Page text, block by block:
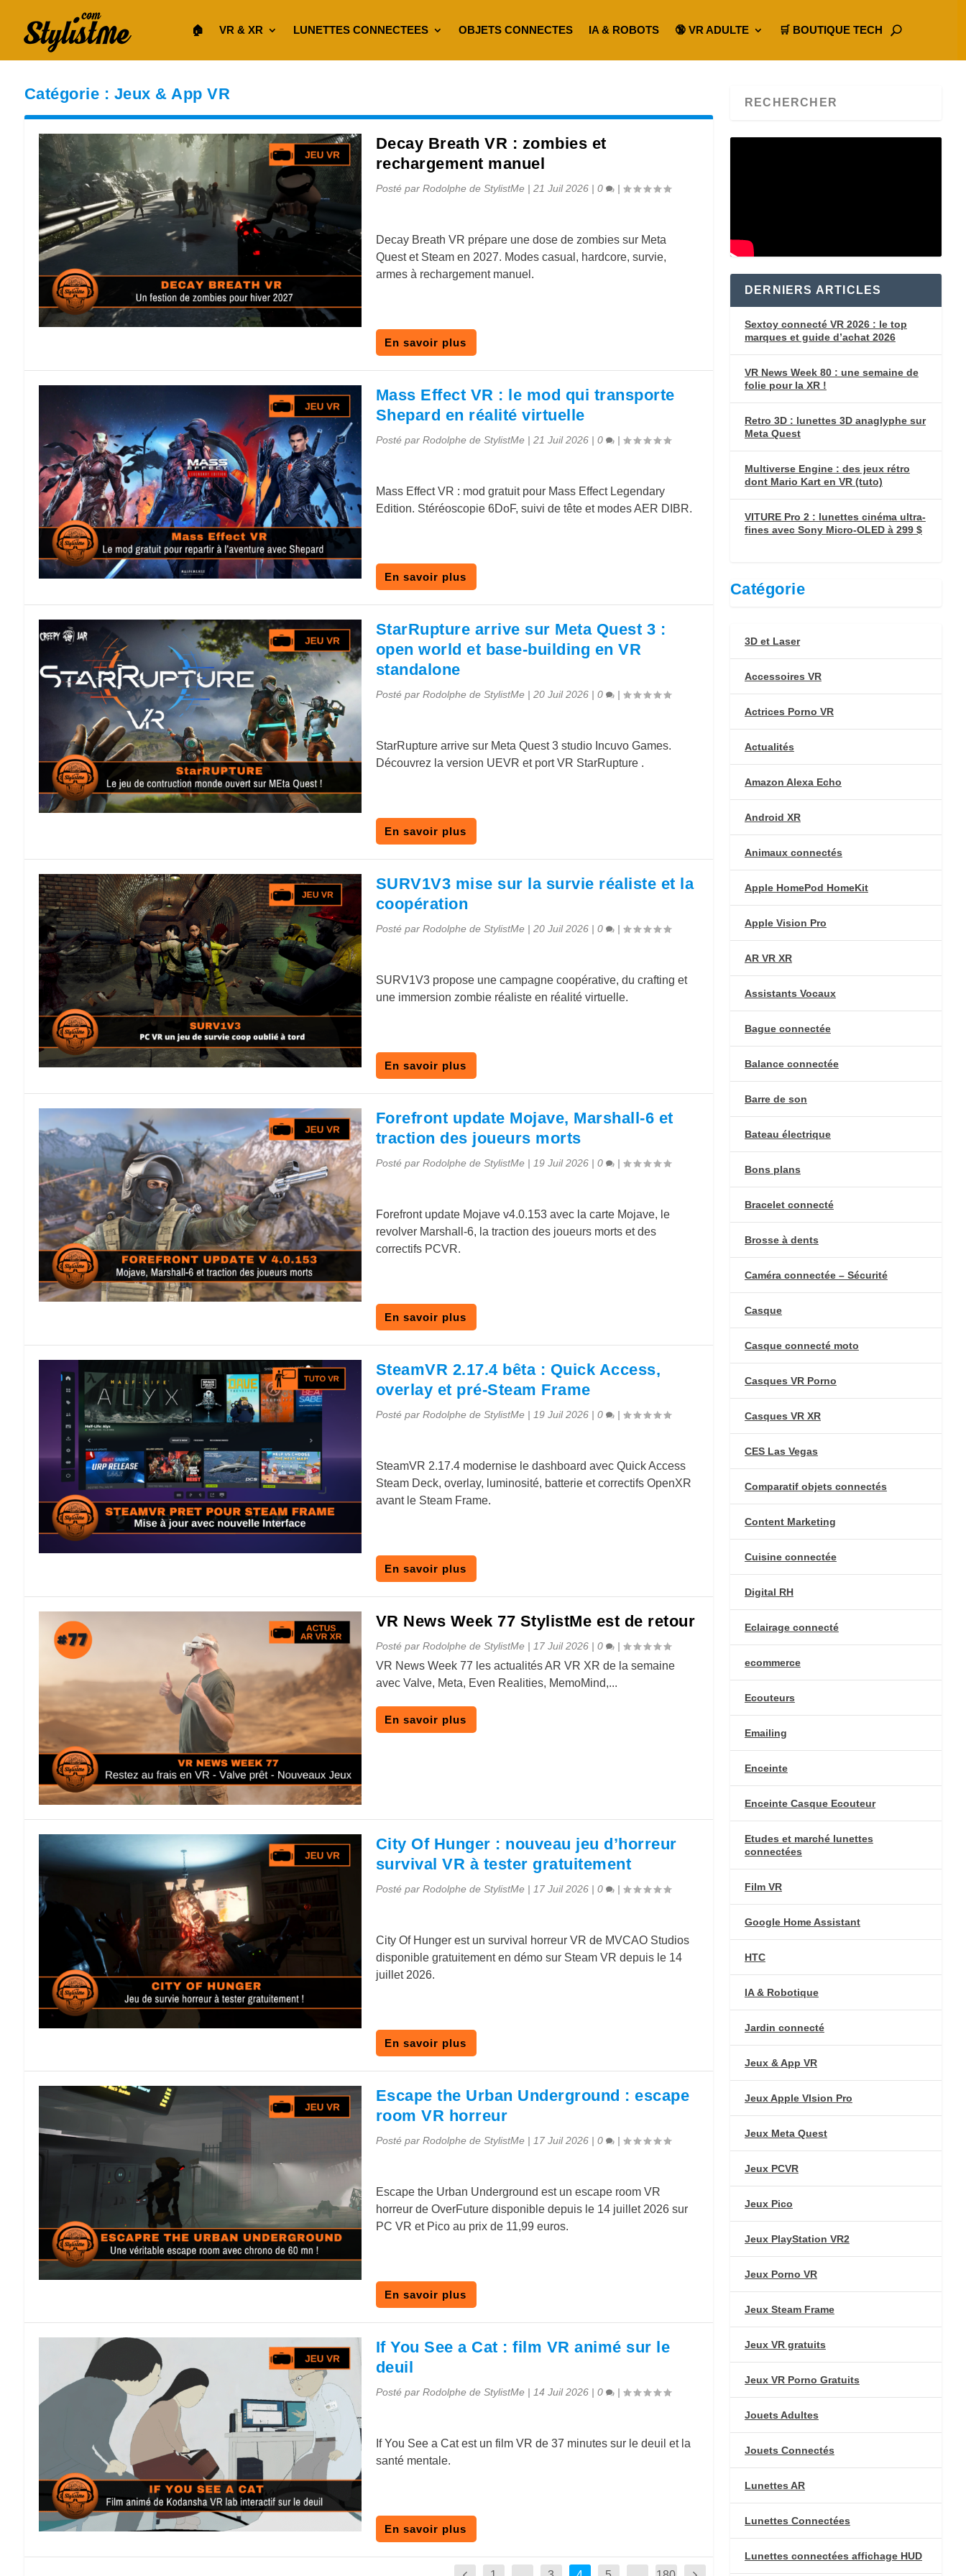
🏠︎ VR & XR LUNETTES CONNECTEES OBJETS CONNECTES IA & ROBOTS 🔞 VR ADULTE 🛒 BOUTIQUE TECH
Catégorie : Jeux & App VR
Decay Breath VR : zombies et
rechargement manuel
Posté par Rodolphe de StylistMe| 21 Juil 2026| 0 |
Decay Breath VR prépare une dose de zombies sur Meta
Quest et Steam en 2027. Modes casual, hardcore, survie,
armes à rechargement manuel.
En savoir plus
Mass Effect VR : le mod qui transporte
Shepard en réalité virtuelle
Posté par Rodolphe de StylistMe| 21 Juil 2026| 0 |
Mass Effect VR : mod gratuit pour Mass Effect Legendary
Edition. Stéréoscopie 6DoF, suivi de tête et modes AER DIBR.
En savoir plus
StarRupture arrive sur Meta Quest 3 :
open world et base-building en VR
standalone
Posté par Rodolphe de StylistMe| 20 Juil 2026| 0 |
StarRupture arrive sur Meta Quest 3 studio Incuvo Games.
Découvrez la version UEVR et port VR StarRupture .
En savoir plus
SURV1V3 mise sur la survie réaliste et la
coopération
Posté par Rodolphe de StylistMe| 20 Juil 2026| 0 |
SURV1V3 propose une campagne coopérative, du crafting et
une immersion zombie réaliste en réalité virtuelle.
En savoir plus
Forefront update Mojave, Marshall-6 et
traction des joueurs morts
Posté par Rodolphe de StylistMe| 19 Juil 2026| 0 |
Forefront update Mojave v4.0.153 avec la carte Mojave, le
revolver Marshall-6, la traction des joueurs morts et des
correctifs PCVR.
En savoir plus
SteamVR 2.17.4 bêta : Quick Access,
overlay et pré-Steam Frame
Posté par Rodolphe de StylistMe| 19 Juil 2026| 0 |
SteamVR 2.17.4 modernise le dashboard avec Quick Access
Steam Deck, overlay, luminosité, batterie et correctifs OpenXR
avant le Steam Frame.
En savoir plus
VR News Week 77 StylistMe est de retour
Posté par Rodolphe de StylistMe| 17 Juil 2026| 0 |
VR News Week 77 les actualités AR VR XR de la semaine
avec Valve, Meta, Even Realities, MemoMind,...
En savoir plus
City Of Hunger : nouveau jeu d’horreur
survival VR à tester gratuitement
Posté par Rodolphe de StylistMe| 17 Juil 2026| 0 |
City Of Hunger est un survival horreur VR de MVCAO Studios
disponible gratuitement en démo sur Steam VR depuis le 14
juillet 2026.
En savoir plus
Escape the Urban Underground : escape
room VR horreur
Posté par Rodolphe de StylistMe| 17 Juil 2026| 0 |
Escape the Urban Underground est un escape room VR
horreur de OverFuture disponible depuis le 14 juillet 2026 sur
PC VR et Pico au prix de 11,99 euros.
En savoir plus
If You See a Cat : film VR animé sur le
deuil
Posté par Rodolphe de StylistMe| 14 Juil 2026| 0 |
If You See a Cat est un film VR de 37 minutes sur le deuil et la
santé mentale.
En savoir plus
DERNIERS ARTICLES
Sextoy connecté VR 2026 : le top
marques et guide d’achat 2026
VR News Week 80 : une semaine de
folie pour la XR !
Retro 3D : lunettes 3D anaglyphe sur
Meta Quest
Multiverse Engine : des jeux rétro
dont Mario Kart en VR (tuto)
VITURE Pro 2 : lunettes cinéma ultra-
fines avec Sony Micro-OLED à 299 $
Catégorie
3D et Laser
Accessoires VR
Actrices Porno VR
Actualités
Amazon Alexa Echo
Android XR
Animaux connectés
Apple HomePod HomeKit
Apple Vision Pro
AR VR XR
Assistants Vocaux
Bague connectée
Balance connectée
Barre de son
Bateau électrique
Bons plans
Bracelet connecté
Brosse à dents
Caméra connectée – Sécurité
Casque
Casque connecté moto
Casques VR Porno
Casques VR XR
CES Las Vegas
Comparatif objets connectés
Content Marketing
Cuisine connectée
Digital RH
Eclairage connecté
ecommerce
Ecouteurs
Emailing
Enceinte
Enceinte Casque Ecouteur
Etudes et marché lunettes
connectées
Film VR
Google Home Assistant
HTC
IA & Robotique
Jardin connecté
Jeux & App VR
Jeux Apple VIsion Pro
Jeux Meta Quest
Jeux PCVR
Jeux Pico
Jeux PlayStation VR2
Jeux Porno VR
Jeux Steam Frame
Jeux VR gratuits
Jeux VR Porno Gratuits
Jouets Adultes
Jouets Connectés
Lunettes AR
Lunettes Connectées
Lunettes connectées affichage HUD